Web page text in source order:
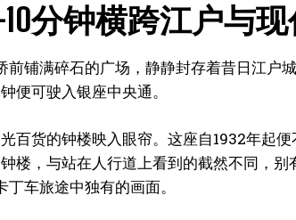
分钟横跨江户与
铺满碎石的广场，静静封存着昔日江户
便可驶入银座中央通。
百货的钟楼映入眼帘。这座自1932年起
楼，与站在人行道上看到的截然不同，
车旅途中独有的画面。